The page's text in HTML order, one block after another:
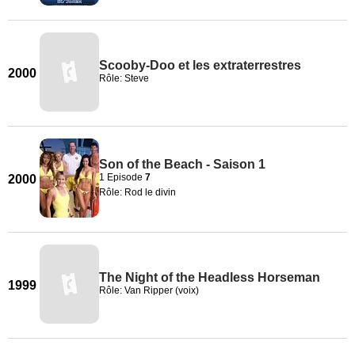
2000
Scooby-Doo et les extraterrestres
Rôle: Steve
2000
Son of the Beach - Saison 1
1 Episode 7
Rôle: Rod le divin
1999
The Night of the Headless Horseman
Rôle: Van Ripper (voix)